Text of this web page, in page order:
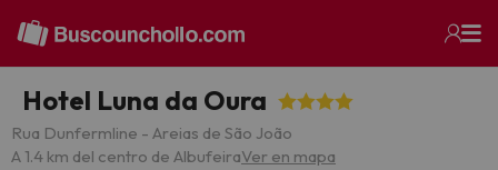
Hotel Luna da Oura
Rua Dunfermline - Areias de São João
A 1.4 km del centro de AlbufeiraVer en mapa